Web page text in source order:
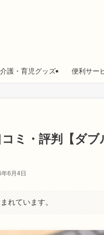
介護・育児グッズ 便利サー
ミ・評判【ダ
6月4日
れています。